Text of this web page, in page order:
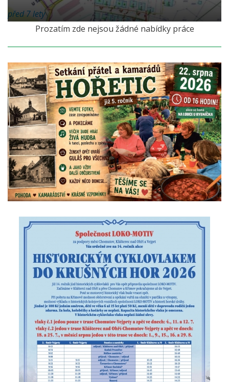
před 7 lety
Prozatím zde nejsou žádné nabídky práce